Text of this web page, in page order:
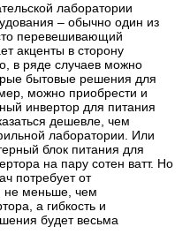
лаборатории
– обычно один из
перевешивающий
акценты в сторону
в ряде случаев можно
бытовые решения для
можно приобрести и
инвертор для питания
дешевле, чем
лаборатории. Или
блок питания для
на пару сотен ватт. Но
потребует от
не меньше, чем
а гибкость и
будет весьма